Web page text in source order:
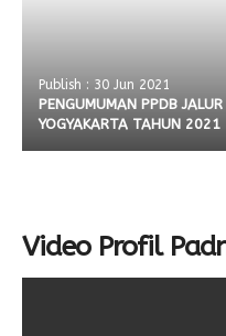
Publish : 30 Jun 2021
PENGUMUMAN PPDB
YOGYAKARTA TAHUN 2021
Video Profil